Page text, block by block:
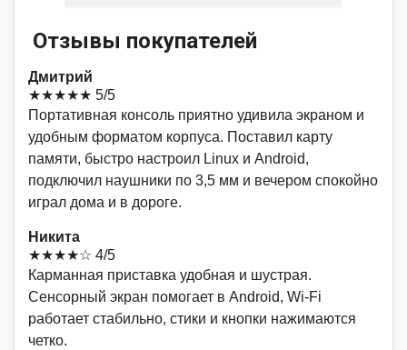
Отзывы покупателей
Дмитрий
★★★★★ 5/5
Портативная консоль приятно удивила экраном и
удобным форматом корпуса. Поставил карту
памяти, быстро настроил Linux и Android,
подключил наушники по 3,5 мм и вечером спокойно
играл дома и в дороге.
Никита
★★★★☆ 4/5
Карманная приставка удобная и шустрая.
Сенсорный экран помогает в Android, Wi‑Fi
работает стабильно, стики и кнопки нажимаются
четко.